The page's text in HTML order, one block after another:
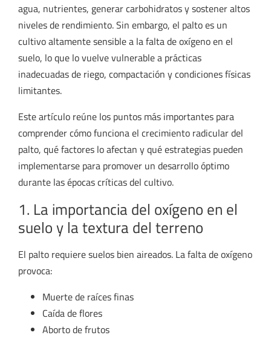
agua, nutrientes, generar carbohidratos y sostener altos
niveles de rendimiento. Sin embargo, el palto es un
cultivo altamente sensible a la falta de oxígeno en el
suelo, lo que lo vuelve vulnerable a prácticas
inadecuadas de riego, compactación y condiciones físicas
limitantes.
Este artículo reúne los puntos más importantes para
comprender cómo funciona el crecimiento radicular del
palto, qué factores lo afectan y qué estrategias pueden
implementarse para promover un desarrollo óptimo
durante las épocas críticas del cultivo.
1. La importancia del oxígeno en el
suelo y la textura del terreno
El palto requiere suelos bien aireados. La falta de oxígeno
provoca:
Muerte de raíces finas
Caída de flores
Aborto de frutos